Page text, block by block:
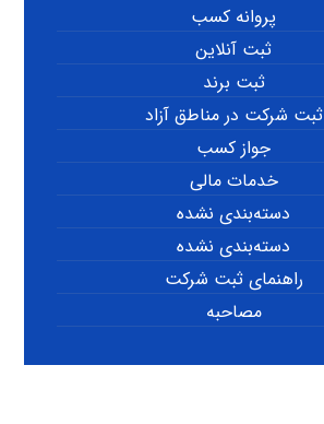
پروانه کسب
ثبت آنلاین
ثبت برند
ثبت شرکت در مناطق آزاد
جواز کسب
خدمات مالی
دسته‌بندی نشده
دسته‌بندی نشده
راهنمای ثبت شرکت
مصاحبه